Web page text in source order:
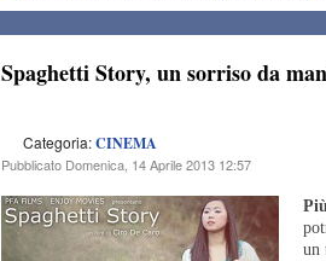
Spaghetti Story, un sorriso da
Categoria:CINEMA
Pubblicato Domenica, 14 Aprile 2013 12:57
un